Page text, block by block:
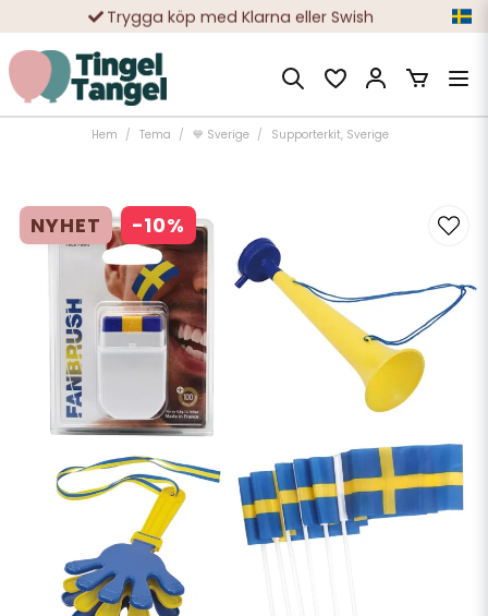
Trygga köp med Klarna eller Swish
10 000-tals nöjda kunder
Hem Tema 💙 Sverige Supporterkit, Sverige
NYHET -10%